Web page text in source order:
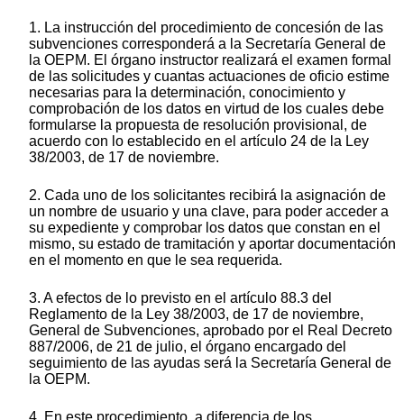
1. La instrucción del procedimiento de concesión de las
subvenciones corresponderá a la Secretaría General de
la OEPM. El órgano instructor realizará el examen formal
de las solicitudes y cuantas actuaciones de oficio estime
necesarias para la determinación, conocimiento y
comprobación de los datos en virtud de los cuales debe
formularse la propuesta de resolución provisional, de
acuerdo con lo establecido en el artículo 24 de la Ley
38/2003, de 17 de noviembre.
2. Cada uno de los solicitantes recibirá la asignación de
un nombre de usuario y una clave, para poder acceder a
su expediente y comprobar los datos que constan en el
mismo, su estado de tramitación y aportar documentación
en el momento en que le sea requerida.
3. A efectos de lo previsto en el artículo 88.3 del
Reglamento de la Ley 38/2003, de 17 de noviembre,
General de Subvenciones, aprobado por el Real Decreto
887/2006, de 21 de julio, el órgano encargado del
seguimiento de las ayudas será la Secretaría General de
la OEPM.
4. En este procedimiento, a diferencia de los